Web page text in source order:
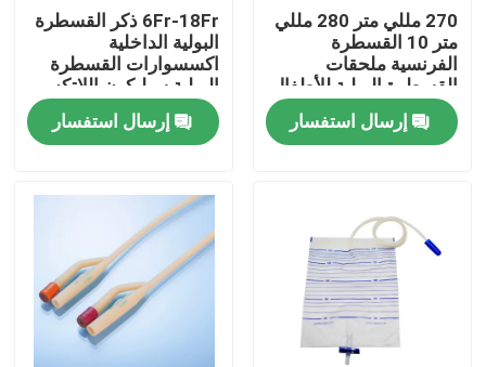
ضبط الجودة
اتصل بنا
طلب اقتباس
مطاط السيليكون الطبي
سدادة مطاطية طبية
مكبس حقنة مطاطية
270 مللي متر 280 مللي
متر 10 القسطرة
الفرنسية ملحقات
القسطرة البولية للأطفال
Fr10.5
إرسال استفسار
6Fr-18Fr ذكر القسطرة
البولية الداخلية
اكسسوارات القسطرة
البولية سيليكون اللاتكس
إرسال استفسار